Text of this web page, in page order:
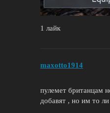
1 лайк
maxotto1914
пулемет британцам
добавят , но им то